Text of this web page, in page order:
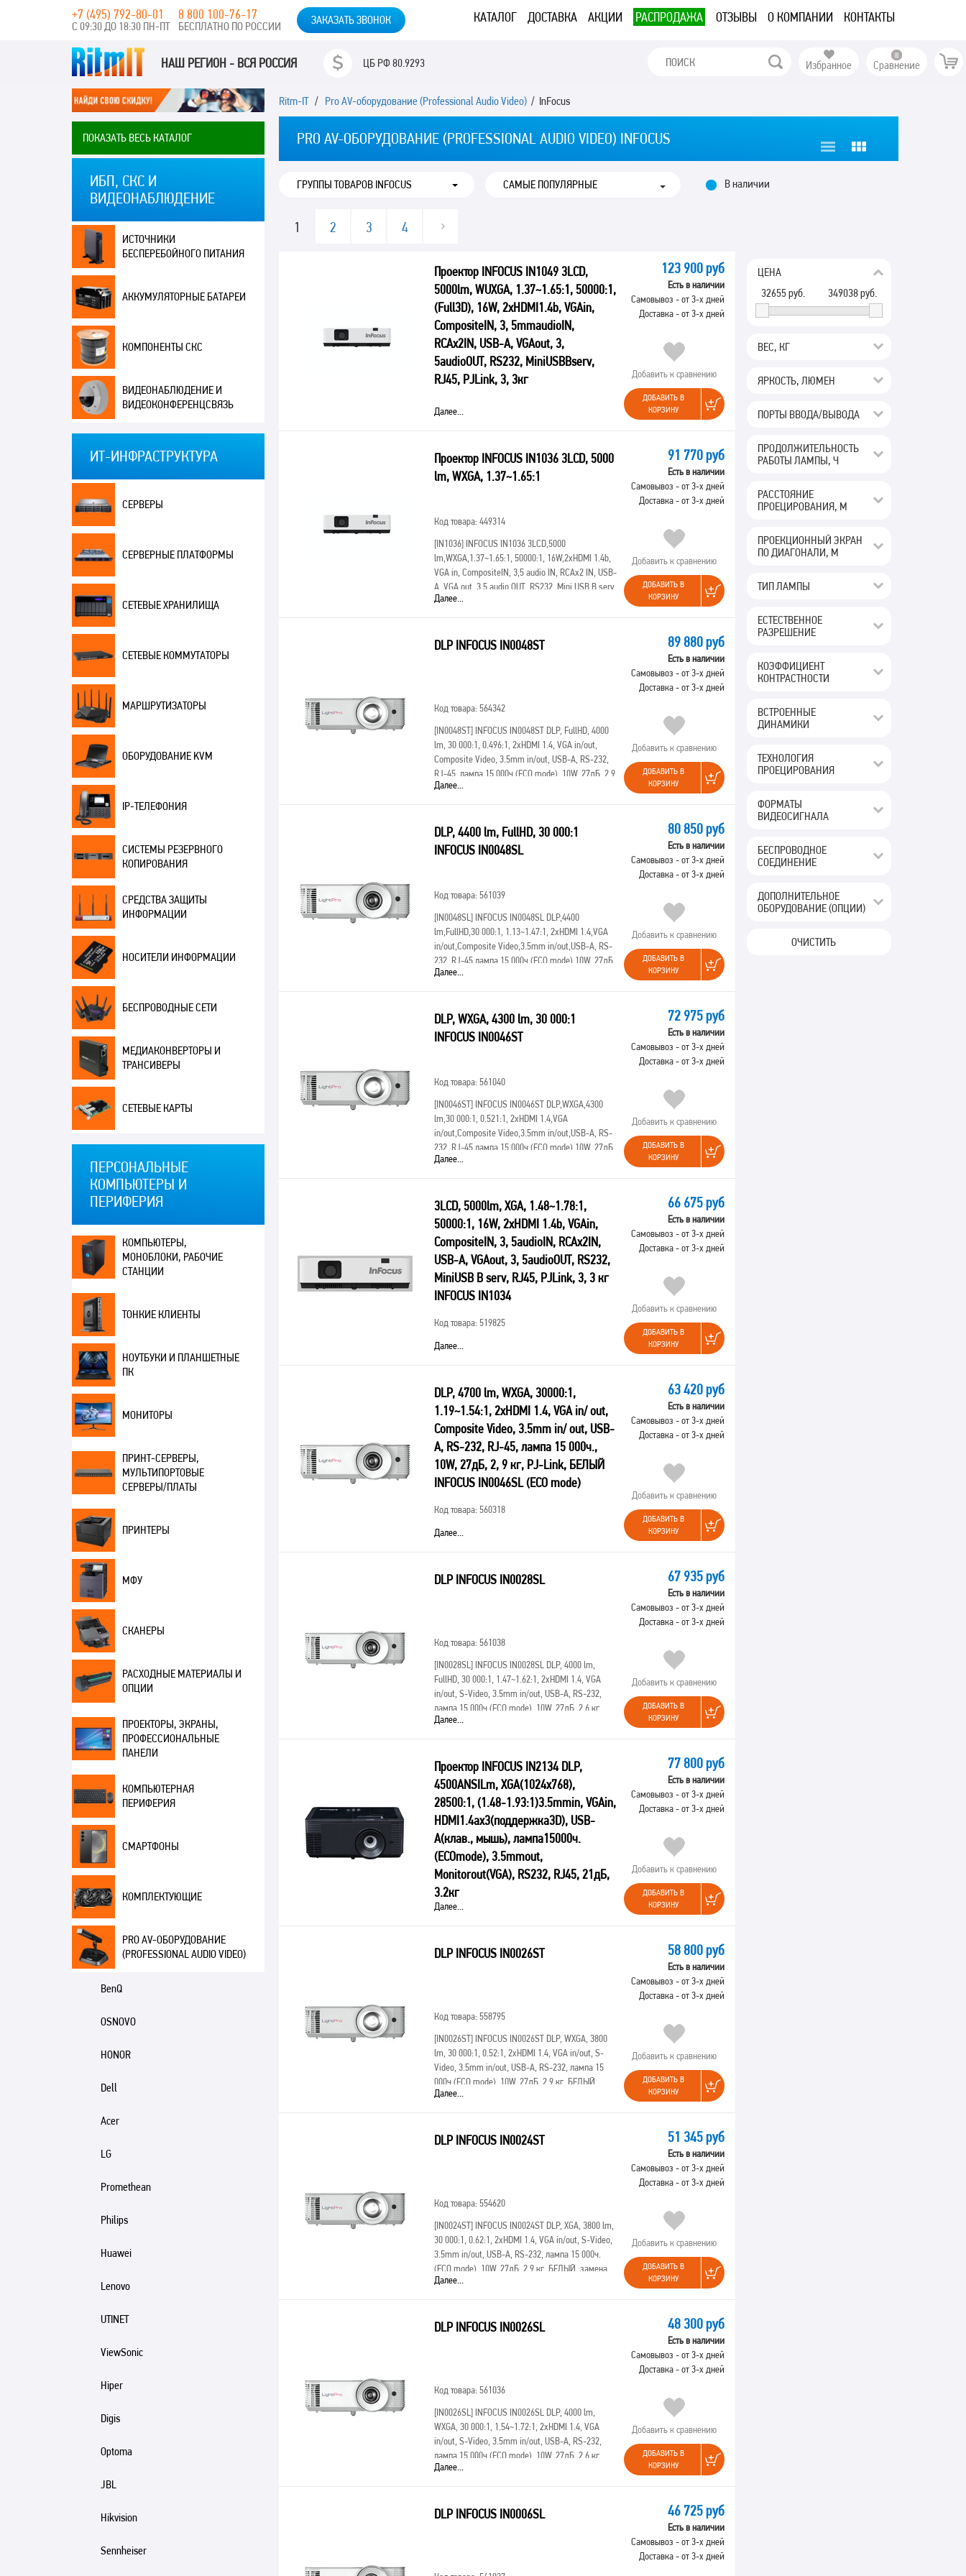
КАТАЛОГ ДОСТАВКА АКЦИИ РАСПРОДАЖА ОТЗЫВЫ О КОМПАНИИ КОНТАКТЫ
+7 (495) 792-80-01
С 09:30 ДО 18:30 ПН-ПТ
8 800 100-76-17
БЕСПЛАТНО ПО РОССИИ ЗАКАЗАТЬ ЗВОНОК
НАШ РЕГИОН - ВСЯ РОССИЯ ЦБ РФ80.9293 Избранное Сравнение
ПОКАЗАТЬ ВЕСЬ КАТАЛОГ
ИБП, СКС И
ВИДЕОНАБЛЮДЕНИЕ
ИСТОЧНИКИ
БЕСПЕРЕБОЙНОГО ПИТАНИЯ
АККУМУЛЯТОРНЫЕ БАТАРЕИ
КОМПОНЕНТЫ СКС
ВИДЕОНАБЛЮДЕНИЕ И
ВИДЕОКОНФЕРЕНЦСВЯЗЬ
ИТ-ИНФРАСТРУКТУРА
СЕРВЕРЫ
СЕРВЕРНЫЕ ПЛАТФОРМЫ
СЕТЕВЫЕ ХРАНИЛИЩА
СЕТЕВЫЕ КОММУТАТОРЫ
МАРШРУТИЗАТОРЫ
ОБОРУДОВАНИЕ KVM
IP-ТЕЛЕФОНИЯ
СИСТЕМЫ РЕЗЕРВНОГО
КОПИРОВАНИЯ
СРЕДСТВА ЗАЩИТЫ
ИНФОРМАЦИИ
НОСИТЕЛИ ИНФОРМАЦИИ
БЕСПРОВОДНЫЕ СЕТИ
МЕДИАКОНВЕРТОРЫ И
ТРАНСИВЕРЫ
СЕТЕВЫЕ КАРТЫ
ПЕРСОНАЛЬНЫЕ
КОМПЬЮТЕРЫ И
ПЕРИФЕРИЯ
КОМПЬЮТЕРЫ,
МОНОБЛОКИ, РАБОЧИЕ
СТАНЦИИ
ТОНКИЕ КЛИЕНТЫ
НОУТБУКИ И ПЛАНШЕТНЫЕ
ПК
МОНИТОРЫ
ПРИНТ-СЕРВЕРЫ,
МУЛЬТИПОРТОВЫЕ
СЕРВЕРЫ/ПЛАТЫ
ПРИНТЕРЫ
МФУ
СКАНЕРЫ
РАСХОДНЫЕ МАТЕРИАЛЫ И
ОПЦИИ
ПРОЕКТОРЫ, ЭКРАНЫ,
ПРОФЕССИОНАЛЬНЫЕ
ПАНЕЛИ
КОМПЬЮТЕРНАЯ
ПЕРИФЕРИЯ
СМАРТФОНЫ
КОМПЛЕКТУЮЩИЕ
PRO AV-ОБОРУДОВАНИЕ
(PROFESSIONAL AUDIO VIDEO)
BenQ
OSNOVO
HONOR
Dell
Acer
LG
Promethean
Philips
Huawei
Lenovo
UTINET
ViewSonic
Hiper
Digis
Optoma
JBL
Hikvision
Sennheiser
Ritm-IT/ Pro AV-оборудование (Professional Audio Video) / InFocus
PRO AV-ОБОРУДОВАНИЕ (PROFESSIONAL AUDIO VIDEO) INFOCUS
ГРУППЫ ТОВАРОВ INFOCUS В наличии
1 2 3 4
ЦЕНА
349038руб.
32655руб.
ВЕС, КГ
ЯРКОСТЬ, ЛЮМЕН
ПОРТЫ ВВОДА/ВЫВОДА
ПРОДОЛЖИТЕЛЬНОСТЬ
РАБОТЫ ЛАМПЫ, Ч
РАССТОЯНИЕ
ПРОЕЦИРОВАНИЯ, М
ПРОЕКЦИОННЫЙ ЭКРАН
ПО ДИАГОНАЛИ, М
ТИП ЛАМПЫ
ЕСТЕСТВЕННОЕ
РАЗРЕШЕНИЕ
КОЭФФИЦИЕНТ
КОНТРАСТНОСТИ
ВСТРОЕННЫЕ
ДИНАМИКИ
ТЕХНОЛОГИЯ
ПРОЕЦИРОВАНИЯ
ФОРМАТЫ
ВИДЕОСИГНАЛА
БЕСПРОВОДНОЕ
СОЕДИНЕНИЕ
ДОПОЛНИТЕЛЬНОЕ
ОБОРУДОВАНИЕ (ОПЦИИ)
ОЧИСТИТЬ
Проектор INFOCUS IN1049 3LCD,
5000lm, WUXGA, 1.37~1.65:1, 50000:1,
(Full3D), 16W, 2хHDMI1.4b, VGAin,
CompositeIN, 3, 5mmaudioIN,
RCAx2IN, USB-A, VGAout, 3,
5audioOUT, RS232, MiniUSBBserv,
RJ45, PJLink, 3, 3кг
Код товара: 432679
(Full3D),16W,2хHDMI1.4b,VGAin,CompositeIN,3,5mmaudioIN,RCAx2IN,USB-
A,VGAout,3,5audioOUT,RS232,MiniUSBBserv,RJ45,PJLink,3,3кг
Далее...
123 900 руб
Есть в наличии
Самовывоз - от 3-х дней
Доставка - от 3-х дней
Добавить к сравнению
ДОБАВИТЬ В
КОРЗИНУ
Проектор INFOCUS IN1036 3LCD, 5000
lm, WXGA, 1.37~1.65:1
Код товара: 449314
[IN1036]INFOCUS IN1036 3LCD,5000
lm,WXGA,1.37~1.65:1, 50000:1, 16W,2хHDMI 1.4b,
VGA in, CompositeIN, 3,5 audio IN, RCAx2 IN, USB-
A, VGA out, 3,5 audio OUT, RS232, Mini USB B serv,
RJ45, PJLink,3,3 кг
Далее...
91 770 руб
Есть в наличии
Самовывоз - от 3-х дней
Доставка - от 3-х дней
Добавить к сравнению
ДОБАВИТЬ В
КОРЗИНУ
DLP INFOCUS IN0048ST
Код товара: 564342
[IN0048ST]INFOCUS IN0048ST DLP, FullHD, 4000
lm, 30 000:1, 0.496:1, 2xHDMI 1.4, VGA in/out,
Composite Video, 3.5mm in/out, USB-A, RS-232,
RJ-45, лампа 15 000ч.(ECO mode), 10W, 27дБ, 2,9
кг, PJ-Link, БЕЛЫЙ
Далее...
89 880 руб
Есть в наличии
Самовывоз - от 3-х дней
Доставка - от 3-х дней
Добавить к сравнению
ДОБАВИТЬ В
КОРЗИНУ
DLP, 4400 lm, FullHD, 30 000:1
INFOCUS IN0048SL
Код товара: 561039
[IN0048SL]INFOCUS IN0048SL DLP,4400
lm,FullHD,30 000:1, 1.13~1.47:1, 2xHDMI 1.4,VGA
in/out,Composite Video,3.5mm in/out,USB-A, RS-
232, RJ-45,лампа 15 000ч.(ECO mode),10W, 27дБ,
2,9 кг,PJ-Link,БЕЛЫЙ, SP2238
Далее...
80 850 руб
Есть в наличии
Самовывоз - от 3-х дней
Доставка - от 3-х дней
Добавить к сравнению
ДОБАВИТЬ В
КОРЗИНУ
DLP, WXGA, 4300 lm, 30 000:1
INFOCUS IN0046ST
Код товара: 561040
[IN0046ST]INFOCUS IN0046ST DLP,WXGA,4300
lm,30 000:1, 0.521:1, 2xHDMI 1.4,VGA
in/out,Composite Video,3.5mm in/out,USB-A, RS-
232, RJ-45,лампа 15 000ч.(ECO mode),10W, 27дБ,
2,9 кг, PJ-Link, БЕЛЫЙ, замена IN0026ST
Далее...
72 975 руб
Есть в наличии
Самовывоз - от 3-х дней
Доставка - от 3-х дней
Добавить к сравнению
ДОБАВИТЬ В
КОРЗИНУ
3LCD, 5000lm, XGA, 1.48~1.78:1,
50000:1, 16W, 2хHDMI 1.4b, VGAin,
CompositeIN, 3, 5audioIN, RCAx2IN,
USB-A, VGAout, 3, 5audioOUT, RS232,
MiniUSB B serv, RJ45, PJLink, 3, 3 кг
INFOCUS IN1034
Код товара: 519825
[IN1034]
A,VGAout,3,5audioOUT,RS232,MiniUSB B
serv,RJ45,PJLink,3,3 кг
Далее...
66 675 руб
Есть в наличии
Самовывоз - от 3-х дней
Доставка - от 3-х дней
Добавить к сравнению
ДОБАВИТЬ В
КОРЗИНУ
DLP, 4700 lm, WXGA, 30000:1,
1.19~1.54:1, 2xHDMI 1.4, VGA in/ out,
Composite Video, 3.5mm in/ out, USB-
A, RS-232, RJ-45, лампа 15 000ч.,
10W, 27дБ, 2, 9 кг, PJ-Link, БЕЛЫЙ
INFOCUS IN0046SL (ECO mode)
Код товара: 560318
[IN0046SL]
232,RJ-45,лампа 15 000ч.(ECO
Далее...
63 420 руб
Есть в наличии
Самовывоз - от 3-х дней
Доставка - от 3-х дней
Добавить к сравнению
ДОБАВИТЬ В
КОРЗИНУ
DLP INFOCUS IN0028SL
Код товара: 561038
[IN0028SL]INFOCUS IN0028SL DLP, 4000 lm,
FullHD, 30 000:1, 1.47~1.62:1, 2xHDMI 1.4, VGA
in/out, S-Video, 3.5mm in/out, USB-A, RS-232,
лампа 15 000ч.(ECO mode), 10W, 27дБ, 2,6 кг,
БЕЛЫЙ, замена SP228
Далее...
67 935 руб
Есть в наличии
Самовывоз - от 3-х дней
Доставка - от 3-х дней
Добавить к сравнению
ДОБАВИТЬ В
КОРЗИНУ
Проектор INFOCUS IN2134 DLP,
4500ANSILm, XGA(1024х768),
28500:1, (1.48-1.93:1)3.5mmin, VGAin,
HDMI1.4aх3(поддержка3D), USB-
A(клав., мышь), лампа15000ч.
(ECOmode), 3.5mmout,
Monitorout(VGA), RS232, RJ45, 21дБ,
3.2кг
DLP,4500ANSILm,XGA(1024х768),28500:1,(1.48-
(ECOmode),3.5mmout,Monitorout(VGA),RS232,RJ45,21дБ,3.2кг
Далее...
77 800 руб
Есть в наличии
Самовывоз - от 3-х дней
Доставка - от 3-х дней
Добавить к сравнению
ДОБАВИТЬ В
КОРЗИНУ
DLP INFOCUS IN0026ST
Код товара: 558795
[IN0026ST]INFOCUS IN0026ST DLP, WXGA, 3800
lm, 30 000:1, 0.52:1, 2xHDMI 1.4, VGA in/out, S-
Video, 3.5mm in/out, USB-A, RS-232, лампа 15
000ч.(ECO mode), 10W, 27дБ, 2,9 кг, БЕЛЫЙ,
замена SP226ST
Далее...
58 800 руб
Есть в наличии
Самовывоз - от 3-х дней
Доставка - от 3-х дней
Добавить к сравнению
ДОБАВИТЬ В
КОРЗИНУ
DLP INFOCUS IN0024ST
Код товара: 554620
[IN0024ST]INFOCUS IN0024ST DLP, XGA, 3800 lm,
30 000:1, 0.62:1, 2xHDMI 1.4, VGA in/out, S-Video,
3.5mm in/out, USB-A, RS-232, лампа 15 000ч.
(ECO mode), 10W, 27дБ, 2,9 кг, БЕЛЫЙ, замена
IN114BBST, SP224ST
Далее...
51 345 руб
Есть в наличии
Самовывоз - от 3-х дней
Доставка - от 3-х дней
Добавить к сравнению
ДОБАВИТЬ В
КОРЗИНУ
DLP INFOCUS IN0026SL
Код товара: 561036
[IN0026SL]INFOCUS IN0026SL DLP, 4000 lm,
WXGA, 30 000:1, 1.54~1.72:1, 2xHDMI 1.4, VGA
in/out, S-Video, 3.5mm in/out, USB-A, RS-232,
лампа 15 000ч.(ECO mode), 10W, 27дБ, 2,6 кг,
БЕЛЫЙ, замена SP226
Далее...
48 300 руб
Есть в наличии
Самовывоз - от 3-х дней
Доставка - от 3-х дней
Добавить к сравнению
ДОБАВИТЬ В
КОРЗИНУ
DLP INFOCUS IN0006SL 46 725 руб
Есть в наличии
Самовывоз - от 3-х дней
Доставка - от 3-х дней